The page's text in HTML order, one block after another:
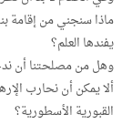
ماذا سنجني من إقامة
يفندها العلم؟
وهل من مصلحتنا أن
ألا يمكن أن نحارب
القبورية الأسطورية؟